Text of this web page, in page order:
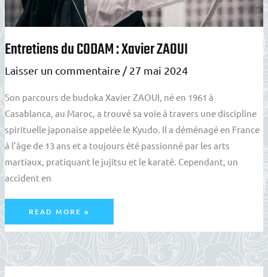
Entretiens du CODAM : Xavier ZAOUI
Laisser un commentaire /27 mai 2024
Son parcours de budoka Xavier ZAOUI, né en 1961 à
Casablanca, au Maroc, a trouvé sa voie à travers une discipline
spirituelle japonaise appelée le Kyudo. Il a déménagé en France
à l’âge de 13 ans et a toujours été passionné par les arts
martiaux, pratiquant le jujitsu et le karaté. Cependant, un
accident en
ENTRETIENS
DU
CODAM
:
XAVIER
ZAOUI
READ MORE »